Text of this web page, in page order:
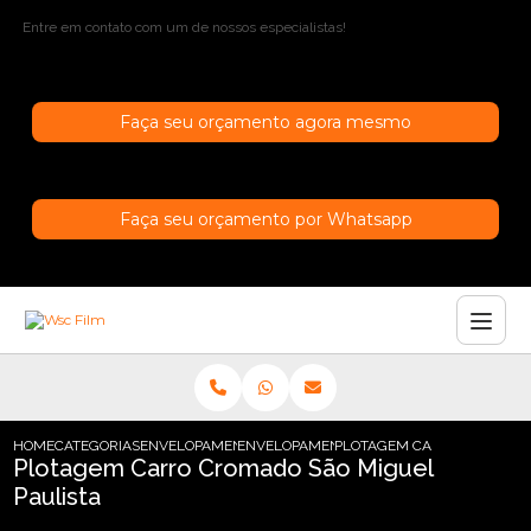
Entre em contato com um de nossos especialistas!
Faça seu orçamento agora mesmo
Faça seu orçamento por Whatsapp
HOMECATEGORIASENVELOPAMENTO DE CARROS
ENVELOPAMENTO DE CARROS SAO PAULO
PLOTAGEM CARRO
Plotagem Carro Cromado São Miguel
Paulista